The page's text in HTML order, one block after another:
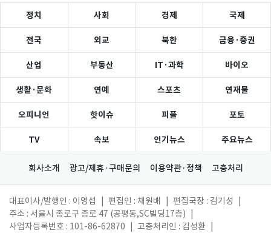
정치 사회 경제 국제
전국 외교 북한 금융·증권
산업 부동산 IT·과학 바이오
생활·문화 연예 스포츠 연재물
오피니언 핫이슈 피플 포토
TV 속보 인기뉴스 주요뉴스
회사소개 광고/제휴·구매문의 이용약관·정책 고충처리
대표이사/발행인 : 이영섭 편집인 : 채원배 편집국장 : 김기성
주소 : 서울시 종로구 종로 47 (공평동,SC빌딩17층)
사업자등록번호 : 101-86-62870
고충처리인 : 김성환